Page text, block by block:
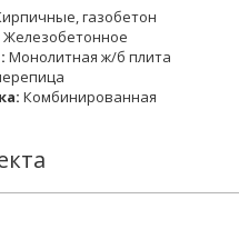
газобетон
Железобетонное
Монолитная ж/б плита
Комбинированная